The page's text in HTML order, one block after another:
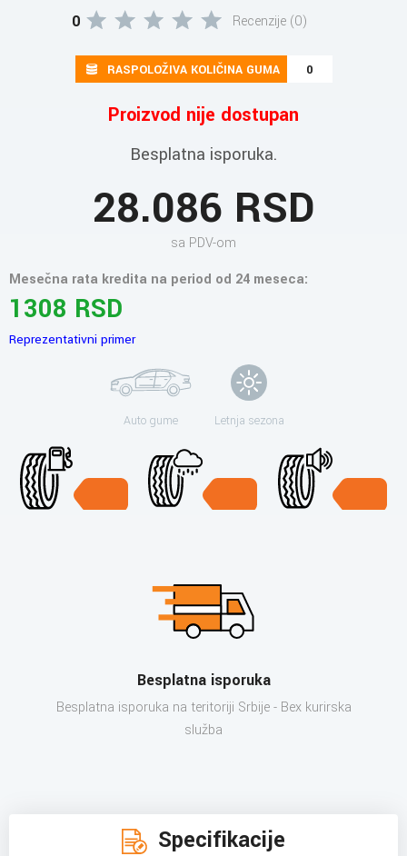
0 Recenzije (0)
RASPOLOŽIVA KOLIČINA GUMA 0
Proizvod nije dostupan
Besplatna isporuka.
28.086 RSD
sa PDV-om
Mesečna rata kredita na period od 24 meseca:
1308 RSD
Reprezentativni primer
Auto gume Letnja sezona
Besplatna isporuka
Besplatna isporuka na teritoriji Srbije - Bex kurirska
služba
Specifikacije